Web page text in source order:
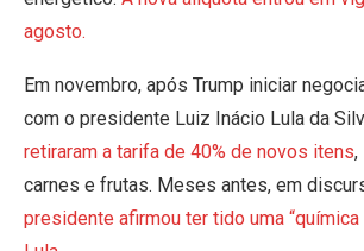
agosto.
Em novembro, após Trump iniciar
com o presidente Luiz Inácio Lula da
retiraram a tarifa de 40% de novos itens,
carnes e frutas. Meses antes, em
presidente afirmou ter tido uma